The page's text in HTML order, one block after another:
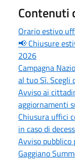
Contenuti
Orario estivo
📢 Chiusure
2026
Campagna
al tuo Sì. Scegli
Avviso ai
aggiornamenti
Chiusura uffici
in caso di
Avviso pubblico
Gaggiano